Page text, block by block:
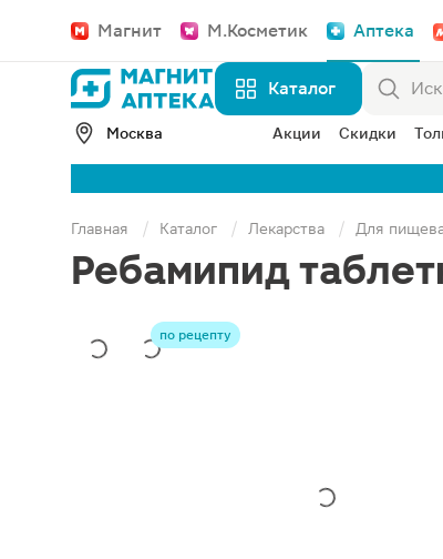
Магнит М.Косметик Аптека
Каталог
Москва Акции Скидки
Главная Каталог Лекарства Для
Ребамипид
по рецепту